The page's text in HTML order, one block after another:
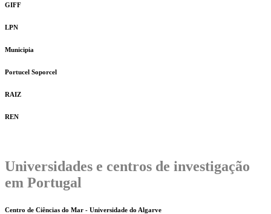
GIFF
LPN
Municipia
Portucel Soporcel
RAIZ
REN
Universidades e centros de investigação
em Portugal
Centro de Ciências do Mar - Universidade do Algarve